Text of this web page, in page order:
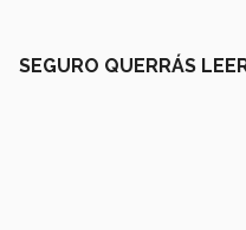
SEGURO QUERRÁS